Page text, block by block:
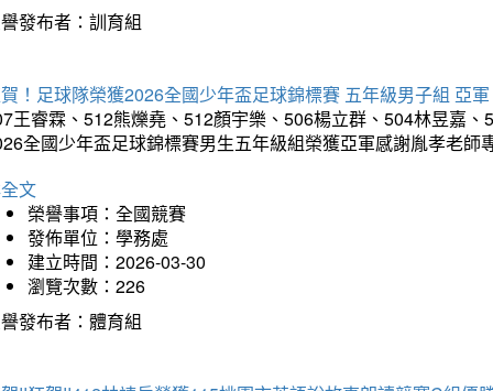
發布者：訓育組
！足球隊榮獲2026全國少年盃足球錦標賽 五年級男子組 亞軍
王睿霖、512熊爍堯、512顏宇樂、506楊立群、504林昱嘉
全國少年盃足球錦標賽男生五年級組榮獲亞軍感謝胤孝老師
文
榮譽事項：全國競賽
發佈單位：學務處
建立時間：2026-03-30
瀏覽次數：226
發布者：體育組